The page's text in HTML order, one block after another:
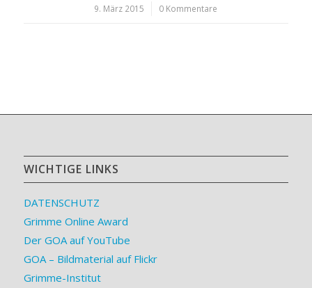
9. März 2015
/ 0 Kommentare
WICHTIGE LINKS
DATENSCHUTZ
Grimme Online Award
Der GOA auf YouTube
GOA – Bildmaterial auf Flickr
Grimme-Institut